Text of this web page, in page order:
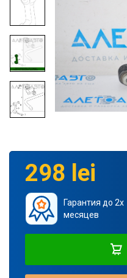
298 lei
Гарантия до 2х
месяцев